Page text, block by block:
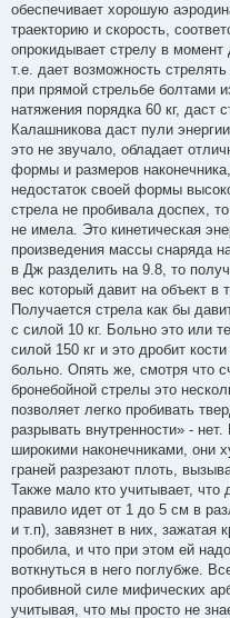
обеспечивает хорошую
траекторию и скорость,
опрокидывает стрелу в
т.е. дает возможность
при прямой стрельбе болтами
натяжения порядка 60 кг, даст
Калашникова даст пули
это не звучало, обладает
формы и размеров
недостаток своей формы
стрела не пробивала доспех,
не имела. Это кинетическая
произведения массы снаряда
в Дж разделить на 9.8, то
вес который давит на объект в
Получается стрела как бы
с силой 10 кг. Больно это или
силой 150 кг и это дробит
больно. Опять же, смотря что
бронебойной стрелы это
позволяет легко пробивать
разрывать внутренности» -
широкими наконечниками, они
граней разрезают плоть,
Также мало кто учитывает, что
правило идет от 1 до 5 см в
и т.п), завязнет в них, зажатая
пробила, и что при этом ей
воткнуться в него поглубже.
пробивной силе мифических
учитывая, что мы просто не